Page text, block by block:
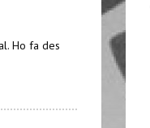
Ho fa des